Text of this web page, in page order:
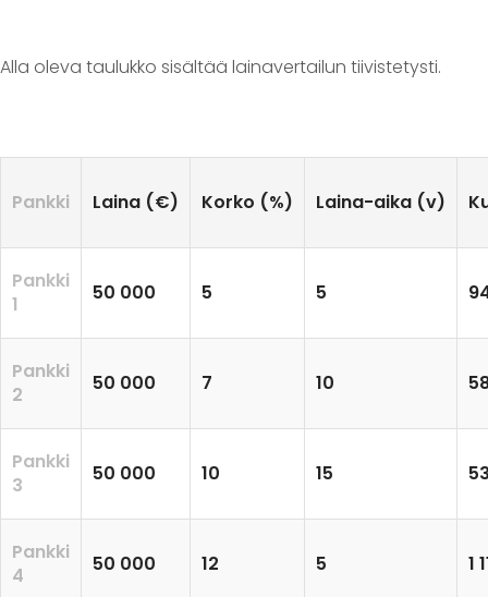
Alla oleva taulukko sisältää lainavertailun tiivistetysti.
Pankki Laina (€) Korko (%) Laina-aika (v)
Pankki
1
50 000 5 5
Pankki
2
50 000 7 10
Pankki
3
50 000 10 15
Pankki
4
50 000 12 5 1